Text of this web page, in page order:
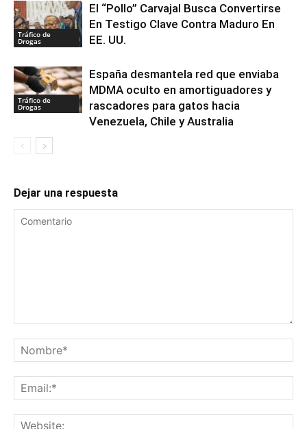
Tráfico de
Drogas
El “Pollo” Carvajal Busca Convertirse
En Testigo Clave Contra Maduro En
EE. UU.
Tráfico de
Drogas
España desmantela red que enviaba
MDMA oculto en amortiguadores y
rascadores para gatos hacia
Venezuela, Chile y Australia
Dejar una respuesta